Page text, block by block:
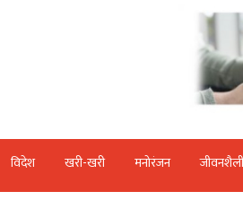
विदेश खरी-खरी मनोरंजन